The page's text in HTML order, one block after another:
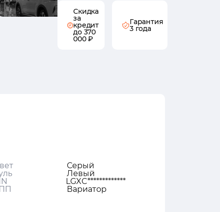
Скидка
за
кредит
до 370
000 ₽
Гарантия
3 года
Серый
Левый
LGXC*************
Вариатор